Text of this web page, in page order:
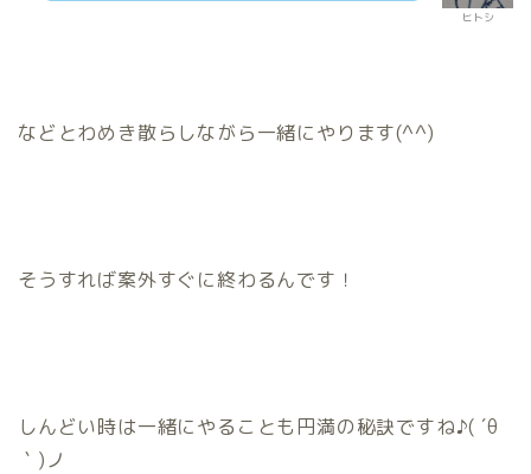
ヒトシ
などとわめき散らしながら一緒にやります(^^)
そうすれば案外すぐに終わるんです！
しんどい時は一緒にやることも円満の秘訣ですね♪( ´θ
｀)ノ